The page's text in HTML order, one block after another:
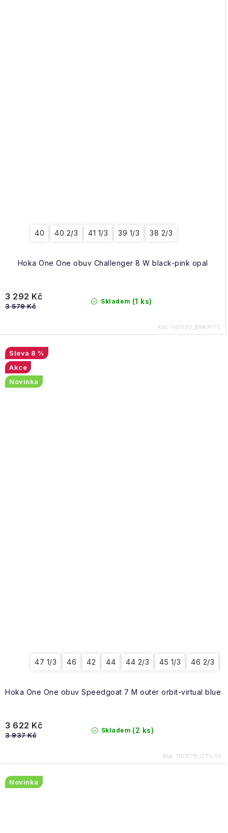
Hoka One One obuv Challenger 8 W black-pink opal
40 40 2/3 41 1/3 39 1/3 38 2/3
Skladem (1 ks)
3 292 Kč
3 579 Kč
Kód: 1101770_BNKP/7.5
Hoka One One obuv Speedgoat 7 M outer orbit-virtual blue
8 %
Akce
Novinka
47 1/3 46 42 44 44 2/3 45 1/3 46 2/3
Skladem (2 ks)
3 622 Kč
3 937 Kč
Kód: 1101778_OTV/10
Novinka